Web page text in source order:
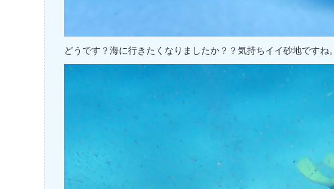
どうです？海に行きたくなりましたか？？気持ちイイ砂地ですね。